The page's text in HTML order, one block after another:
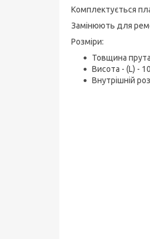
Комплектується
Замінюють для
Розміри:
Товщина
Висота - (L) -
Внутрішній